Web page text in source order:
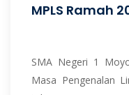
MPLS Ramah
SMA Negeri 1
Masa Pengenalan